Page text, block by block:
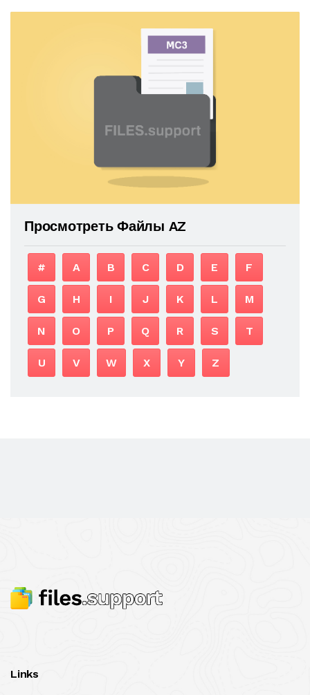
Просмотреть Файлы AZ
# A B C D E F
G H I J K L M
N O P Q R S T
U V W X Y Z
Links